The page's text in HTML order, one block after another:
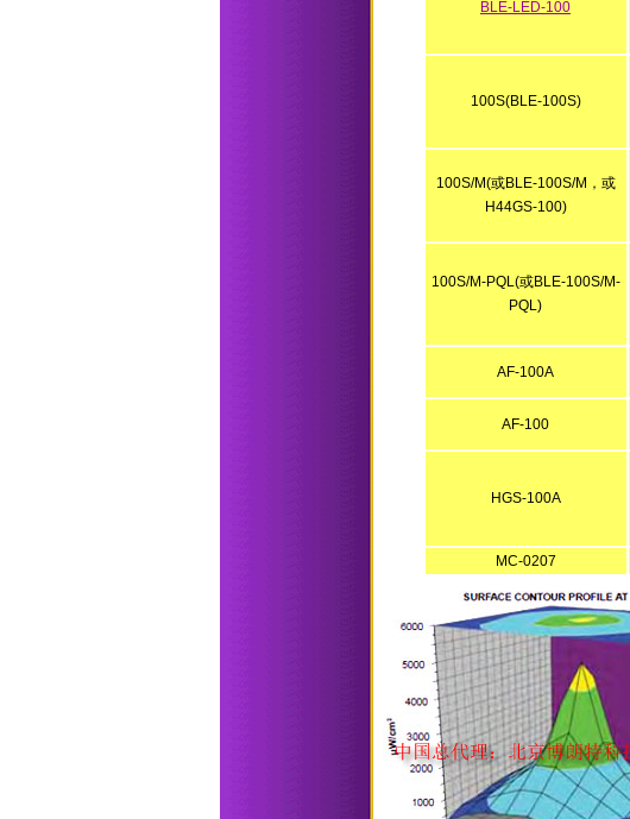
BLE-LED-100
100S(BLE-100S)
100S/M(或BLE-100S/M，或
H44GS-100)
100S/M-PQL(或BLE-100S/M-
PQL)
AF-100A
AF-100
HGS-100A
MC-0207